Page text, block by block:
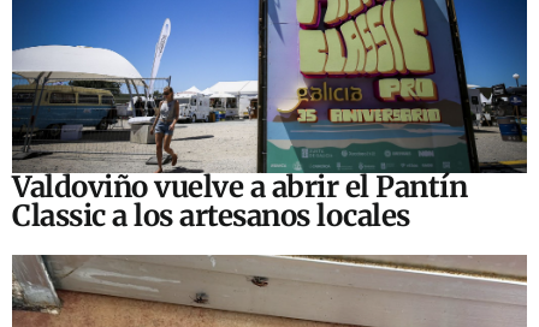
Valdoviño vuelve a abrir el Pantín
Classic a los artesanos locales